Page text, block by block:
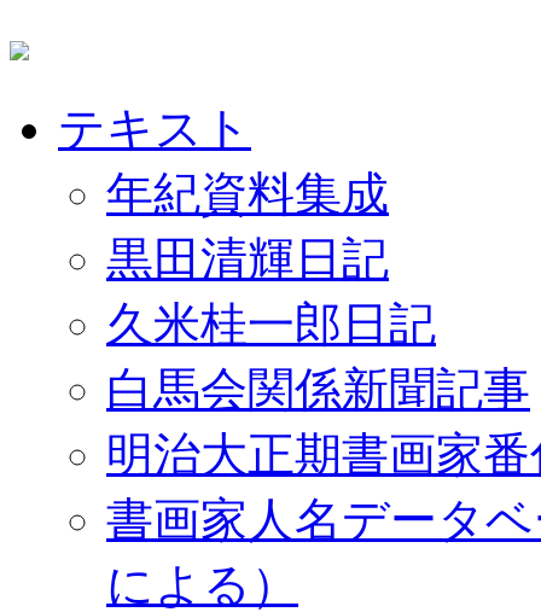
テキスト
年紀資料集成
黒田清輝日記
久米桂一郎日記
白馬会関係新聞記事
明治大正期書画家
書画家人名データ
による）